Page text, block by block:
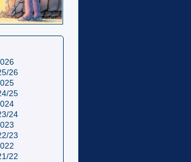
26
25
24
23
22